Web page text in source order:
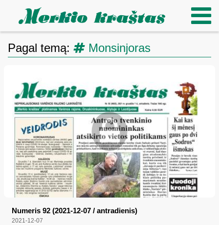
Pagal temą: Monsinjoras
Numeris 92 (2021-12-07 / antradienis)
2021-12-07